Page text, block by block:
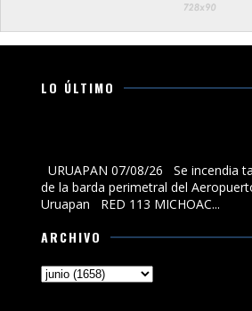
LO ÚLTIMO
URUAPAN 07/08/26 Se incendia
de la barda perimetral del
Uruapan RED 113 MICHOAC...
ARCHIVO